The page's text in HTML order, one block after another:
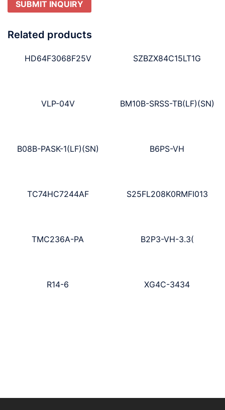
SUBMIT INQUIRY
Related products
HD64F3068F25V SZBZX84C15LT1G
VLP-04V BM10B-SRSS-TB(LF)(SN)
B08B-PASK-1(LF)(SN) B6PS-VH
TC74HC7244AF S25FL208K0RMFI013
TMC236A-PA B2P3-VH-3.3(
R14-6 XG4C-3434